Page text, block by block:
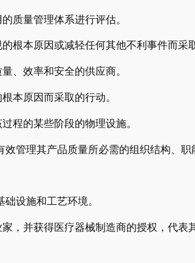
质量管理体系进行评估。
根本原因或减轻任何其他不利事件而采
、效率和安全的供应商。
本原因而采取的行动。
程的某些阶段的物理设施。
管理其产品质量所必需的组织结构、职
设施和工艺环境。
，并获得医疗器械制造商的授权，代表